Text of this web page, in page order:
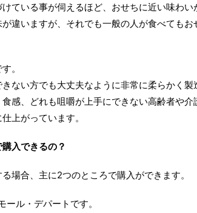
ている事が伺えるほど、おせちに近い味わい
違いますが、それでも一般の人が食べてもお
。
ない方でも大丈夫なように非常に柔らかく製
感、どれも咀嚼が上手にできない高齢者や介
上がっています。
入できるの？
場合、主に2つのところで購入ができます。
ール・デパートです。